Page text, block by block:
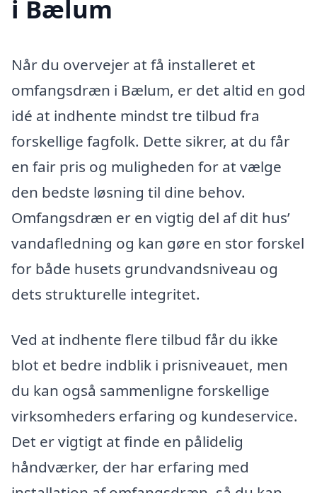
i Bælum
Når du overvejer at få installeret et
omfangsdræn i Bælum, er det altid en god
idé at indhente mindst tre tilbud fra
forskellige fagfolk. Dette sikrer, at du får
en fair pris og muligheden for at vælge
den bedste løsning til dine behov.
Omfangsdræn er en vigtig del af dit hus’
vandafledning og kan gøre en stor forskel
for både husets grundvandsniveau og
dets strukturelle integritet.
Ved at indhente flere tilbud får du ikke
blot et bedre indblik i prisniveauet, men
du kan også sammenligne forskellige
virksomheders erfaring og kundeservice.
Det er vigtigt at finde en pålidelig
håndværker, der har erfaring med